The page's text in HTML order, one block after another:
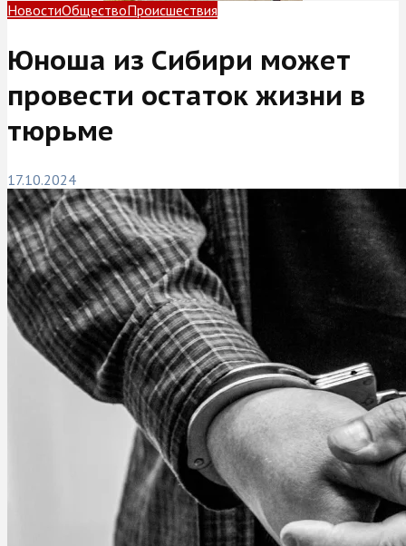
НовостиОбществоПроисшествия
Юноша из Сибири может
провести остаток жизни в
тюрьме
17.10.2024